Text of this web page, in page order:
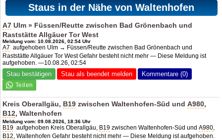
Staus in der Nähe von Waltenhofen
A7 Ulm » Füssen/Reutte zwischen Bad Grönenbach und
Raststätte Allgäuer Tor West
Meldung vom: 10.08.2026, 02:54 Uhr
A7 aufgehoben Ulm → Füssen/Reutte zwischen Bad Grönenbach und
Raststätte Allgäuer Tor West Gefahr besteht nicht mehr — Diese Meldung ist
aufgehoben. —10.08.26, 02:54
Stau bestätigen Stau als beendet melden Kommentare (0)
Kreis Oberallgäu, B19 zwischen Waltenhofen-Süd undA980,
B12, Waltenhofen
Meldung vom: 09.08.2026, 18:36 Uhr
B19 aufgehoben Kreis Oberallgäu, B19 zwischen Waltenhofen-Süd undA980,
B12, Waltenhofen Gefahr besteht nicht mehr — Diese Meldung ist aufgehoben.